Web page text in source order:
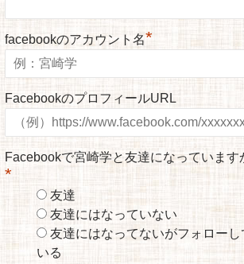
facebookのアカウント名*
FacebookのプロフィールURL
Facebookで宮崎学と友達になっています
*
友達
友達にはなっていない
友達にはなってないがフォローし
いる